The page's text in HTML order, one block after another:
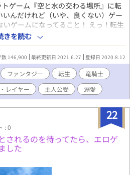
ゲーム『空と水の交わる場所』に転
いんだけれど（いや、良くない）ゲー
ゲームになってること！ えっ！転生
だアバターなのにっ！どうして性別
ムと違って何故か竜騎士にもなっち
かりの幼竜なので、竜にはまだまだ乗
りやってたレイヤーの時に培った化
ったり、趣味全開。 はい、ご都合主
チャイチャすらしていません。 好き
です。 際ものです。 女装させるの大
意を！ 完結して、修正中。 ムーンに
開中です。 エブリスタにも改稿後を
きを読む
数 146,900 最終更新日 2021.6.27 登録日 2020.8.12
ファンタジー 転生
竜騎士
レイヤー 主人公受 溺愛
22
: 0
されるのを待ってたら、エロゲ
した